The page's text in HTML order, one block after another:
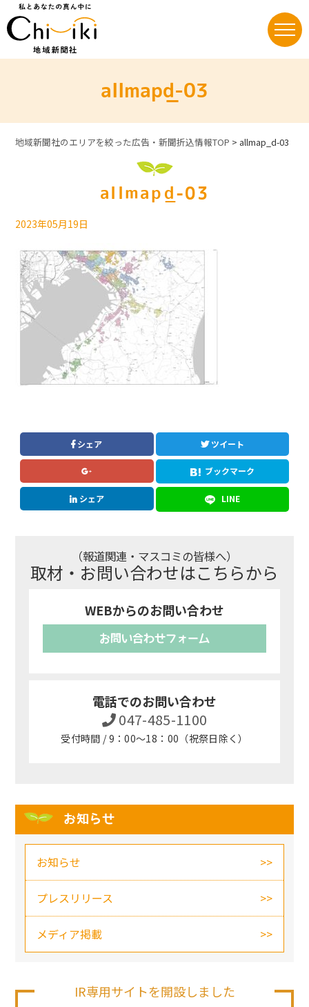
allmap_d-03
地域新聞社のエリアを絞った広告・新聞折込情報TOP > allmap_d-03
allmap_d-03
2023年05月19日
シェア ツイート
ブックマーク
シェア LINE
（報道関連・マスコミの皆様へ）
取材・お問い合わせはこちらから
WEBからのお問い合わせ
お問い合わせフォーム
電話でのお問い合わせ
047-485-1100
受付時間 / 9：00～18：00（祝祭日除く）
お知らせ
お知らせ
プレスリリース
メディア掲載
IR専用サイトを開設しました